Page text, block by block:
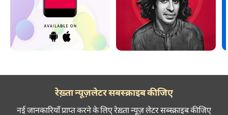
रेख़्ता न्यूज़लेटर सबस्क्राइब कीजिए
नई जानकारियाँ प्राप्त करने के लिए रेख़्ता न्यूज़ लेटर सब्स्क्राइब कीजिए